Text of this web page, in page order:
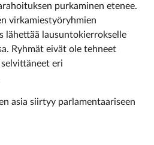
purkaminen etenee.
virkamiestyöryhmien
lähettää lausuntokierrokselle
Ryhmät eivät ole tehneet
eri
asia siirtyy parlamentaariseen